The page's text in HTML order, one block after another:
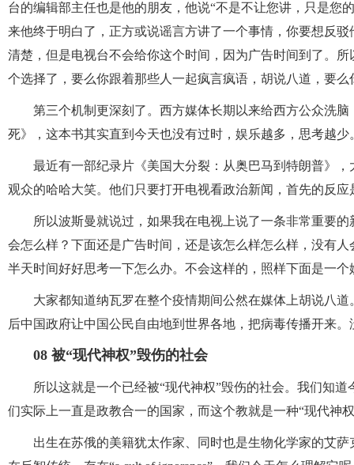
台的编辑部主任也是他的朋友，他说“不是不让您讲，只是您
来他终于明白了，正方或说谣言方讲了一个事情，你要想反
清楚，但是电视台不会给你这个时间，因为广告时间到了。
个选择了，要么你跟着那些人一起疯言疯语，胡说八道，要
第三个机制更深刻了。西方媒体长期以来给西方公众洗
死》，这本书其实直到今天也没有过时，娱乐越多，思考越少
最近有一部纪录片《美国大分裂：从奥巴马到特朗普》
观众的哈哈大笑。他们只要打开电视看政治新闻，首先的反
所以波斯曼就说过，如果我在电视上说了一条非常重要
会怎么样？下面还是广告时间，还是该怎么样怎么样，没有
半天时间好好思考一下怎么办。不会这样的，照样下面是一
大家都知道纳瓦罗在整个疫情期间公然在媒体上胡说八
后中国政府让中国公民自由地到世界各地，把病毒传播开来
08 被“现代神权”毁伤的社会
所以这就是一个已经被“现代神权”毁伤的社会。我们知
们实际上一直是政教合一的国家，而这个教就是一种“现代神
出生在苏俄的美籍犹太作家、同时也是生物化学家的艾萨